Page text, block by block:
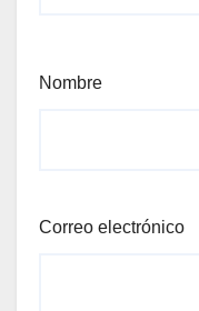
Nombre
Correo electrónico